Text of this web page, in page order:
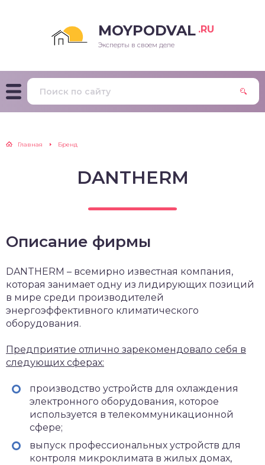
MOYPODVAL .RU
Эксперты в своем деле
Главная Бренд
DANTHERM
Описание фирмы
DANTHERM – всемирно известная компания,
которая занимает одну из лидирующих позиций
в мире среди производителей
энергоэффективного климатического
оборудования.
Предприятие отлично зарекомендовало себя в
следующих сферах:
производство устройств для охлаждения
электронного оборудования, которое
используется в телекоммуникационной
сфере;
выпуск профессиональных устройств для
контроля микроклимата в жилых домах,